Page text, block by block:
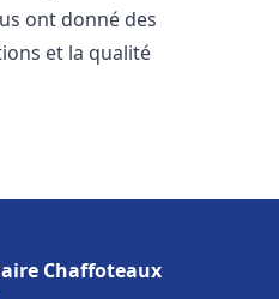
ont donné des
et la qualité
Chaffoteaux